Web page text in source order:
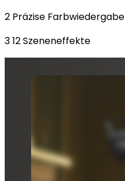
2 Präzise Farbwiedergabe
3 12 Szeneneffekte